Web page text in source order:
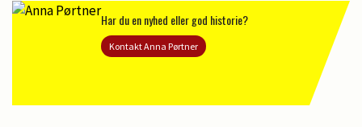
Har du en nyhed eller god historie?
Kontakt Anna Pørtner